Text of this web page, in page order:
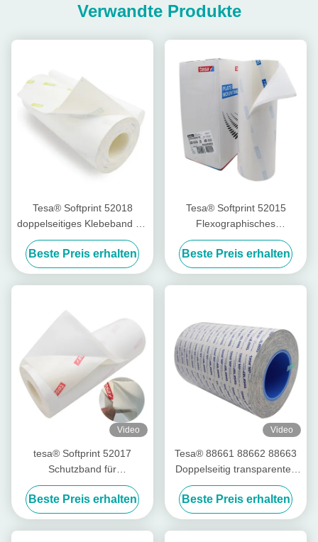
Verwandte Produkte
Tesa® Softprint 52018
doppelseitiges Klebeband für
den Flexodruck – Extra
weich
Beste Preis erhalten
Tesa® Softprint 52015
Flexographisches
Druckband - mittelhart
Beste Preis erhalten
Video
tesa® Softprint 52017
Schutzband für
Druckzylinder- Weich
Beste Preis erhalten
Video
Tesa® 88661 88662 88663
Doppelseitig transparentes
PET-Folieband
Beste Preis erhalten